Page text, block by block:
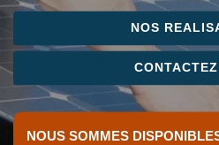
NOS
NOUS SOMMES